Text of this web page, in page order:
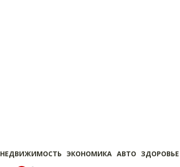
НЕДВИЖИМОСТЬ ЭКОНОМИКА АВТО ЗДОРОВЬЕ